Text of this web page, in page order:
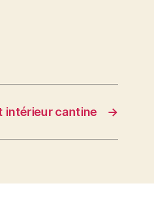
→
intérieur cantine